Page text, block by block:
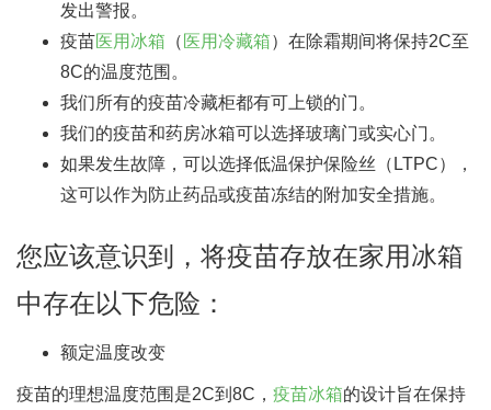
发出警报。
疫苗医用冰箱 （ 医用冷藏箱）在除霜期间将保持2C至
8C的温度范围。
我们所有的疫苗冷藏柜都有可上锁的门。
我们的疫苗和药房冰箱可以选择玻璃门或实心门。
如果发生故障，可以选择低温保护保险丝（LTPC），
这可以作为防止药品或疫苗冻结的附加安全措施。
您应该意识到，将疫苗存放在家用冰箱
中存在以下危险：
额定温度改变
疫苗的理想温度范围是2C到8C， 疫苗冰箱的设计旨在保持